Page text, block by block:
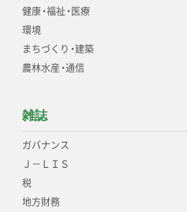
健康・福祉・医療
環境
まちづくり・建築
農林水産・通信
雑誌
ガバナンス
Ｊ－ＬＩＳ
税
地方財務